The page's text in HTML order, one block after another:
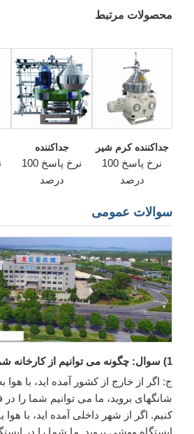
محصولات مرتبط
جداکننده کرم شیر
نرخ پاسخ 100
درصد
جداکننده
نرخ پاسخ 100
درصد
سوالات عمومی
1) سوال: چگونه می توانیم از کارخانه شما بازدید کنیم؟
ج: اگر از خارج از کشور آمده اید، با هوا
شانگهای بروید، ما می توانیم شما را در
کنیم. اگر از شهر داخلی آمده اید، با هوا